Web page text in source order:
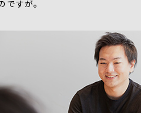
すが。